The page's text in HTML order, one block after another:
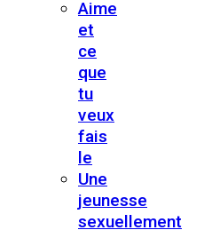
Aime
et
ce
que
tu
veux
fais
le
Une
jeunesse
sexuellement